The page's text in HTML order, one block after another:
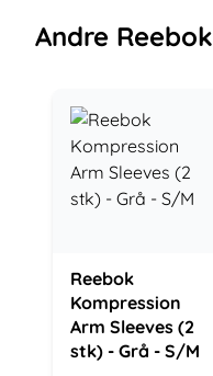
Andre Reebok
Reebok
Kompression
Arm Sleeves (2
stk) - Grå - S/M